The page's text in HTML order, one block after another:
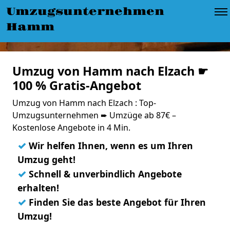
Umzugsunternehmen
Hamm
Umzug von Hamm nach Elzach ☛
100 % Gratis-Angebot
Umzug von Hamm nach Elzach : Top-
Umzugsunternehmen ➨ Umzüge ab 87€ –
Kostenlose Angebote in 4 Min.
✓ Wir helfen Ihnen, wenn es um Ihren
Umzug geht!
✓ Schnell & unverbindlich Angebote
erhalten!
✓ Finden Sie das beste Angebot für Ihren
Umzug!